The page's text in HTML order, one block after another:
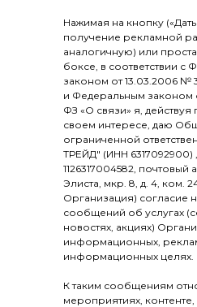
Нажимая на кнопку
получение рекламной
аналогичную) или
боксе, в соответствии с
законом от 13.03.2006 №
и Федеральным законом
ФЗ «О связи» я,
своем интересе, даю
ограниченной
ТРЕЙД" (ИНН 6317092900)
1126317004582, почтовый
Элиста, мкр. 8, д. 4, ком.
Организация) согласие
сообщений об услугах
новостях, акциях)
информационных,
информационных целях.
К таким сообщениям
мероприятиях, контенте,